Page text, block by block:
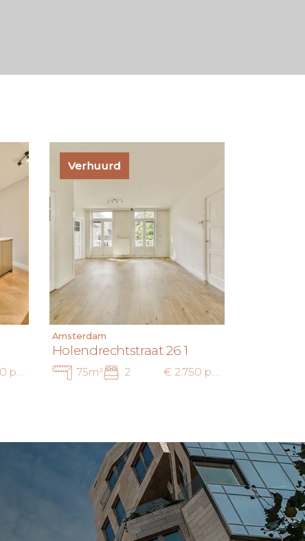
Verhuurd
Amsterdam
Holendrechtstraat 26 1
75m² 2